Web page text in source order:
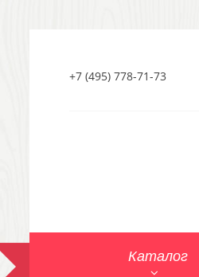
+7 (495) 778-71-73
Каталог